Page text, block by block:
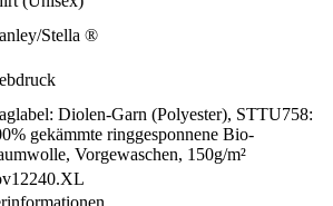
Stella ®
Diolen-Garn (Polyester), STTU758:
gekämmte ringgesponnene Bio-
Vorgewaschen, 150g/m²